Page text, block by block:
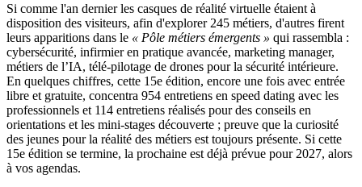
Si comme l'an dernier les casques de réalité virtuelle étaient à
disposition des visiteurs, afin d'explorer 245 métiers, d'autres firent
leurs apparitions dans le « Pôle métiers émergents » qui rassembla :
cybersécurité, infirmier en pratique avancée, marketing manager,
métiers de l’IA, télé-pilotage de drones pour la sécurité intérieure.
En quelques chiffres, cette 15e édition, encore une fois avec entrée
libre et gratuite, concentra 954 entretiens en speed dating avec les
professionnels et 114 entretiens réalisés pour des conseils en
orientations et les mini-stages découverte ; preuve que la curiosité
des jeunes pour la réalité des métiers est toujours présente. Si cette
15e édition se termine, la prochaine est déjà prévue pour 2027, alors
à vos agendas.